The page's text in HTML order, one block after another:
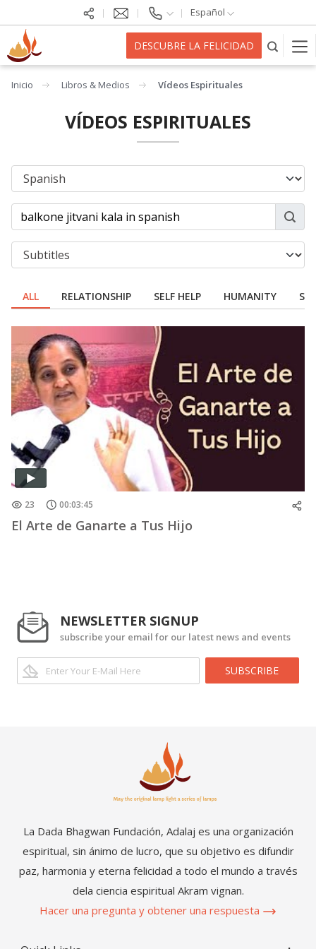
Español
DESCUBRE LA FELICIDAD
Inicio Libros & Medios Vídeos Espirituales
VÍDEOS ESPIRITUALES
ALL RELATIONSHIP SELF HELP HUMANITY
23 00:03:45
El Arte de Ganarte a Tus Hijo
NEWSLETTER SIGNUP
subscribe your email for our latest news and events
SUBSCRIBE
La Dada Bhagwan Fundación, Adalaj es una organización
espiritual, sin ánimo de lucro, que su objetivo es difundir
paz, harmonia y eterna felicidad a todo el mundo a través
dela ciencia espiritual Akram vignan.
Hacer una pregunta y obtener una respuesta